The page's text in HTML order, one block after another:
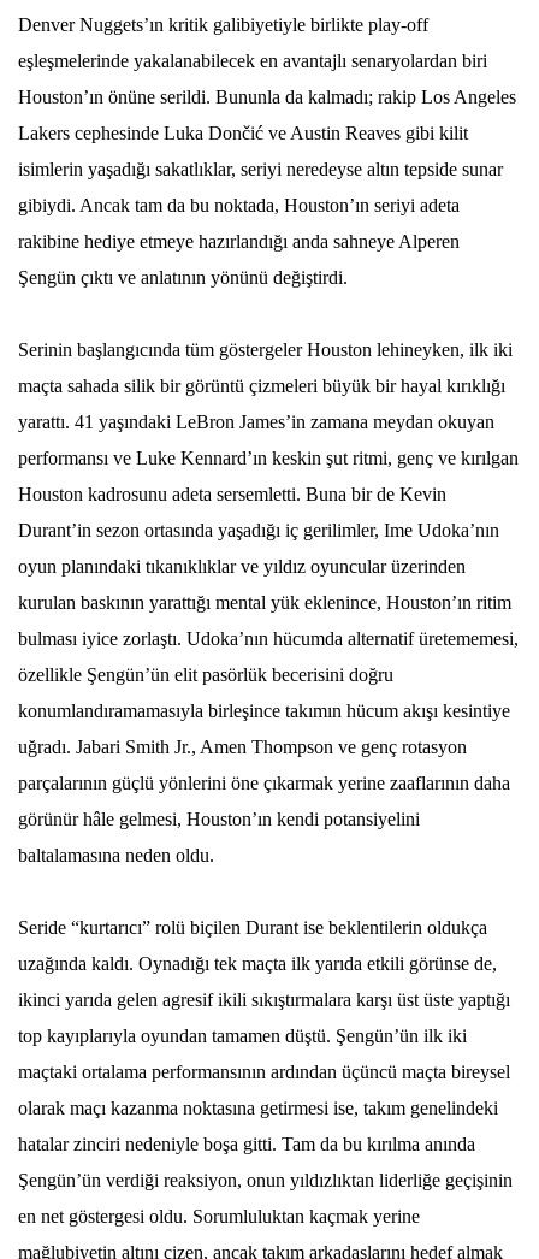
Denver Nuggets’ın kritik galibiyetiyle birlikte play-off
eşleşmelerinde yakalanabilecek en avantajlı senaryolardan biri
Houston’ın önüne serildi. Bununla da kalmadı; rakip Los Angeles
Lakers cephesinde Luka Dončić ve Austin Reaves gibi kilit
isimlerin yaşadığı sakatlıklar, seriyi neredeyse altın tepside sunar
gibiydi. Ancak tam da bu noktada, Houston’ın seriyi adeta
rakibine hediye etmeye hazırlandığı anda sahneye Alperen
Şengün çıktı ve anlatının yönünü değiştirdi.
Serinin başlangıcında tüm göstergeler Houston lehineyken, ilk iki
maçta sahada silik bir görüntü çizmeleri büyük bir hayal kırıklığı
yarattı. 41 yaşındaki LeBron James’in zamana meydan okuyan
performansı ve Luke Kennard’ın keskin şut ritmi, genç ve kırılgan
Houston kadrosunu adeta sersemletti. Buna bir de Kevin
Durant’in sezon ortasında yaşadığı iç gerilimler, Ime Udoka’nın
oyun planındaki tıkanıklıklar ve yıldız oyuncular üzerinden
kurulan baskının yarattığı mental yük eklenince, Houston’ın ritim
bulması iyice zorlaştı. Udoka’nın hücumda alternatif üretememesi,
özellikle Şengün’ün elit pasörlük becerisini doğru
konumlandıramamasıyla birleşince takımın hücum akışı kesintiye
uğradı. Jabari Smith Jr., Amen Thompson ve genç rotasyon
parçalarının güçlü yönlerini öne çıkarmak yerine zaaflarının daha
görünür hâle gelmesi, Houston’ın kendi potansiyelini
baltalamasına neden oldu.
Seride “kurtarıcı” rolü biçilen Durant ise beklentilerin oldukça
uzağında kaldı. Oynadığı tek maçta ilk yarıda etkili görünse de,
ikinci yarıda gelen agresif ikili sıkıştırmalara karşı üst üste yaptığı
top kayıplarıyla oyundan tamamen düştü. Şengün’ün ilk iki
maçtaki ortalama performansının ardından üçüncü maçta bireysel
olarak maçı kazanma noktasına getirmesi ise, takım genelindeki
hatalar zinciri nedeniyle boşa gitti. Tam da bu kırılma anında
Şengün’ün verdiği reaksiyon, onun yıldızlıktan liderliğe geçişinin
en net göstergesi oldu. Sorumluluktan kaçmak yerine
mağlubiyetin altını çizen, ancak takım arkadaşlarını hedef almak